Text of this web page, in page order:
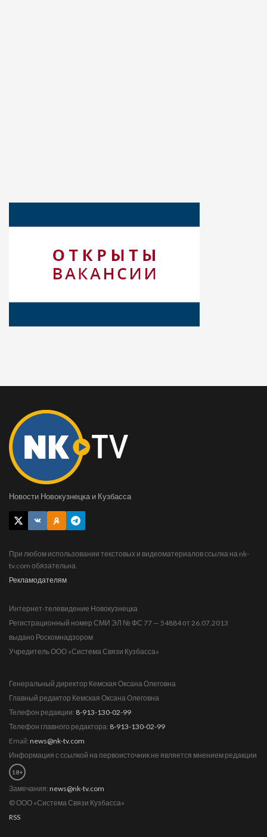
Новости Новокузнецка и Кузбасса
При любом использовании текстовых и видеоматериалов ссылка на nk-
tv.com обязательна.
Рекламодателям
Интернет-телевидение Новокузнецка
Регистрационный номер СМИ ЭЛ № ФС 77 — 54884 от 26.07.2013
выдано Роскомнадзором
Учредитель ООО «Система Связи Кузбасса»
Генеральный директор Кемская Оксана Олеговна
Главный редактор Кемская Оксана Олеговна
Телефон редакции: 8-913-130-02-99
Телефон главного редактора: 8-913-130-02-99
Email: news@nk-tv.com
Информация с ссылкой на первоисточник не является мнением редакции
18+
Замечания: news@nk-tv.com
© ООО «Система Связи Кузбасса»
RSS